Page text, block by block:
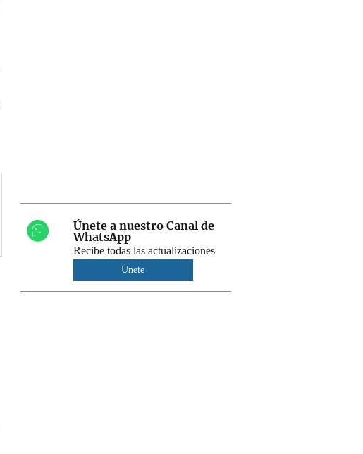
Únete a nuestro Canal de
WhatsApp
Recibe todas las actualizaciones
Únete